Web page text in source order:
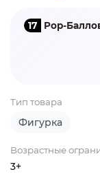
17 Pop-
Тип товара
Фигурка
Возрастные
3+